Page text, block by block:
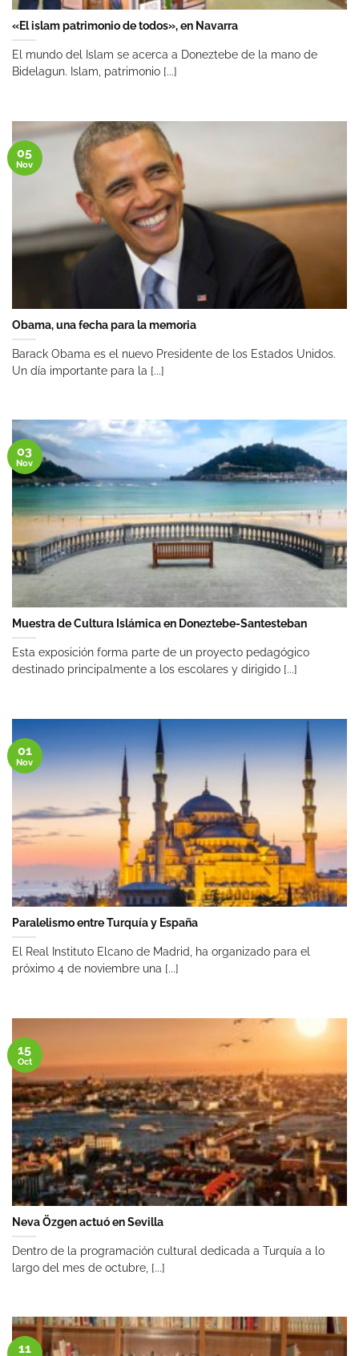
«El islam patrimonio de todos», en Navarra
El mundo del Islam se acerca a Doneztebe de la mano de
Bidelagun. Islam, patrimonio [...]
Obama, una fecha para la memoria
Barack Obama es el nuevo Presidente de los Estados Unidos.
Un día importante para la [...]
05
Nov
Muestra de Cultura Islámica en Doneztebe-Santesteban
Esta exposición forma parte de un proyecto pedagógico
destinado principalmente a los escolares y dirigido [...]
03
Nov
Paralelismo entre Turquía y España
El Real Instituto Elcano de Madrid, ha organizado para el
próximo 4 de noviembre una [...]
01
Nov
Neva Özgen actuó en Sevilla
Dentro de la programación cultural dedicada a Turquía a lo
largo del mes de octubre, [...]
15
Oct
11